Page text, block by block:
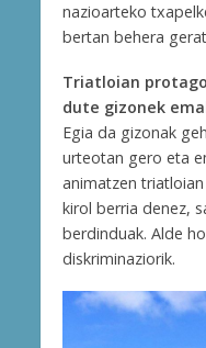
nazioarteko
bertan behera
Triatloian
dute gizonek
Egia da gizonak
urteotan gero eta
animatzen
kirol berria denez,
berdinduak. Alde
diskriminaziorik.